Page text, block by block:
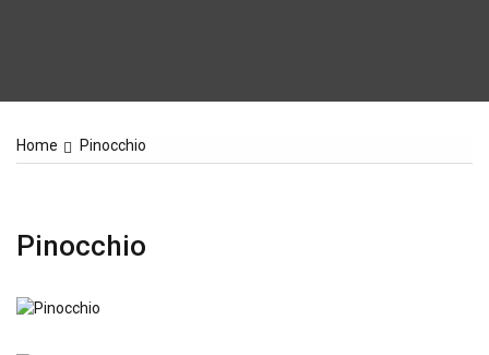
Home Pinocchio
Pinocchio